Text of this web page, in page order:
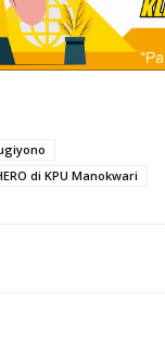
di KPU Manokwari